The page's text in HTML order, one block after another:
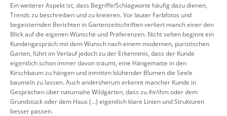
Ein weiterer Aspekt ist, dass Begriffe/Schlagworte häufig dazu dienen,
Trends zu beschreiben und zu kreieren. Vor lauter Farbfotos und
begeisternden Berichten in Gartenzeitschriften verliert manch einer den
Blick auf die eigenen Wünsche und Präferenzen. Nicht selten beginnt ein
Kundengespräch mit dem Wunsch nach einem modernen, puristischen
Garten, führt im Verlauf jedoch zu der Erkenntnis, dass der Kunde
eigentlich schon immer davon träumt, eine Hängematte in den
Kirschbaum zu hängen und inmitten blühender Blumen die Seele
baumeln zu lassen. Auch andersherum erkennt mancher Kunde in
Gesprächen über naturnahe Wildgärten, dass zu ihr/ihm oder dem
Grundstück oder dem Haus (…) eigentlich klare Linien und Strukturen
besser passen.